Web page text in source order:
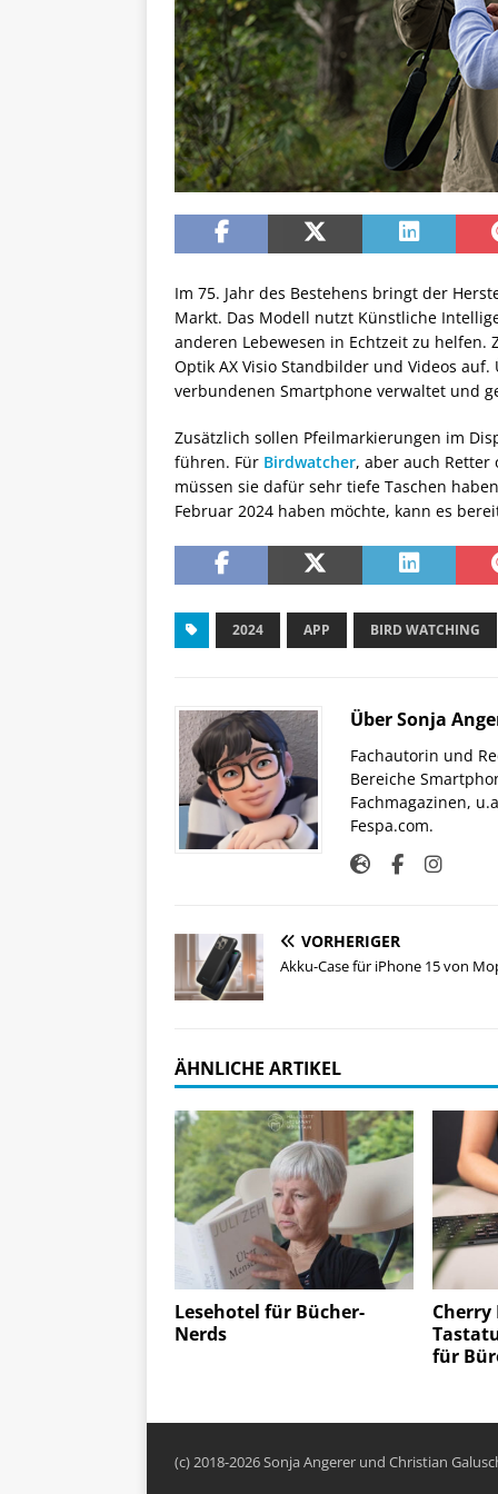
Im 75. Jahr des Bestehens bringt der
Markt. Das Modell nutzt Künstliche
anderen Lebewesen in Echtzeit zu
Optik AX Visio Standbilder und Videos
verbundenen Smartphone verwaltet und
Zusätzlich sollen Pfeilmarkierungen im
führen. Für Birdwatcher, aber auch Retter
müssen sie dafür sehr tiefe Taschen
Februar 2024 haben möchte, kann es
2024 APP BIRD WATCHING
Über Sonja
Fachautorin und
Bereiche
Fachmagazinen,
Fespa.com.
VORHERIGER
Akku-Case für iPhone 15 von
ÄHNLICHE ARTIKEL
Lesehotel für Bücher-
Nerds
Cherry
für
(c) 2018-2026 Sonja Angerer und Christian